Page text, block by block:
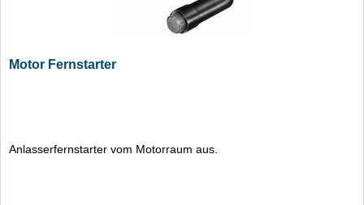
Motor Fernstarter
Anlasserfernstarter vom Motorraum aus.